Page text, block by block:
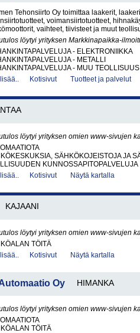
Tehonsiirto Oy toimittaa laakerit,
voimansiirtotuotteet,
vaihteet, tiivisteet ja muut
löytyi yrityksen Markkinapaikka-
- ELEKTRONIIKKA
- METALLI
- MUU
Kotisivut Tuotteet ja palvelut
löytyi yrityksen omien www-sivujen
SÄHKÖKOJEISTOJA JA
KUNNOSSAPITOPALVELUJA
Kotisivut Näytä kartalla
KAJAANI
löytyi yrityksen omien www-sivujen
TÖITÄ
Kotisivut Näytä kartalla
Oy HIMANKA
löytyi yrityksen omien www-sivujen
TÖITÄ